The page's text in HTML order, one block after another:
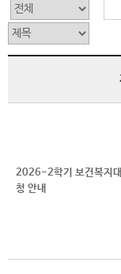
2026-2학기 보건복지
청 안내